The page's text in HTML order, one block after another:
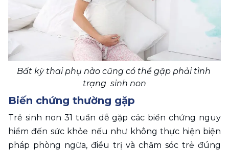
Bất kỳ thai phụ nào cũng có thể gặp phải tình
trạng  sinh non
Biến chứng thường gặp
Trẻ sinh non 31 tuần dễ gặp các biến chứng nguy
hiểm đến sức khỏe nếu như không thực hiện biện
pháp phòng ngừa, điều trị và chăm sóc trẻ đúng